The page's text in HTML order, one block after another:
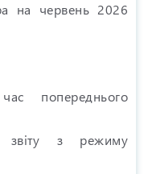
на червень 2026
попереднього
звіту з режиму